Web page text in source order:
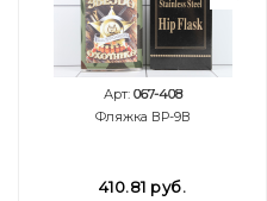
Арт: 067-408
Фляжка ВР-9В
410.81 руб.